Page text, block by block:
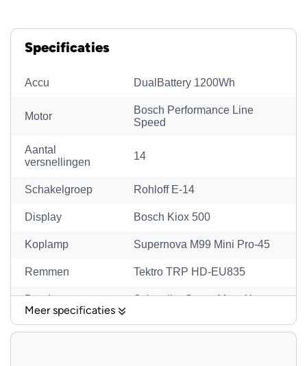
Specificaties
Accu DualBattery 1200Wh
Motor
Bosch Performance Line
Speed
Aantal
versnellingen
14
Schakelgroep Rohloff E-14
Display Bosch Kiox 500
Koplamp Supernova M99 Mini Pro-45
Remmen Tektro TRP HD-EU835
Banden Schwalbe Super Moto-X
Voorvork
Federgabel Fox AWL 34, Air,
Meer specificaties